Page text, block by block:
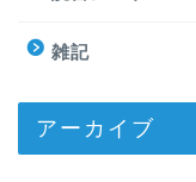
雑記
アーカイブ